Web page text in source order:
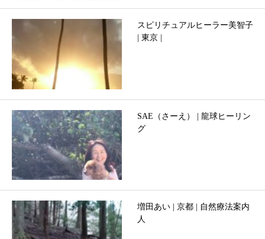
スピリチュアルヒーラー美智子
| 東京 |
SAE（さーえ） | 龍球ヒーリン
グ
増田あい | 京都 | 自然療法案内
人